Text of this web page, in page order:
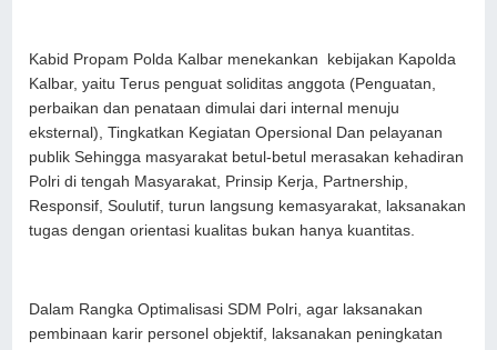
Kabid Propam Polda Kalbar menekankan kebijakan Kapolda
Kalbar, yaitu Terus penguat soliditas anggota (Penguatan,
perbaikan dan penataan dimulai dari internal menuju
eksternal), Tingkatkan Kegiatan Opersional Dan pelayanan
publik Sehingga masyarakat betul-betul merasakan kehadiran
Polri di tengah Masyarakat, Prinsip Kerja, Partnership,
Responsif, Soulutif, turun langsung kemasyarakat, laksanakan
tugas dengan orientasi kualitas bukan hanya kuantitas.
Dalam Rangka Optimalisasi SDM Polri, agar laksanakan
pembinaan karir personel objektif, laksanakan peningkatan